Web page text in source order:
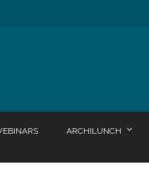
ARCHILUNCH